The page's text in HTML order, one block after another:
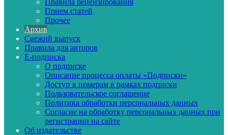
Правила рецензирования
Прием статей
Прочее
Архив
Свежий выпуск
Правила для авторов
E-подписка
О подписке
Описание процесса оплаты «Подписки»
Доступ к номерам в рамках подписки
Пользовательское соглашение
Политика обработки персональных данных
Согласие на обработку персональных данных при
регистрации на сайте
Об издательстве